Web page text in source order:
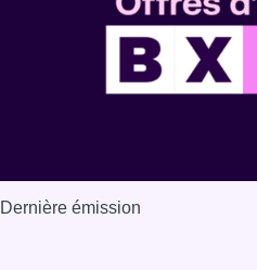
Dernière émission